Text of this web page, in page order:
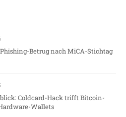
Betrug nach MiCA-Stichtag
Coldcard-Hack trifft Bitcoin-
Wallets